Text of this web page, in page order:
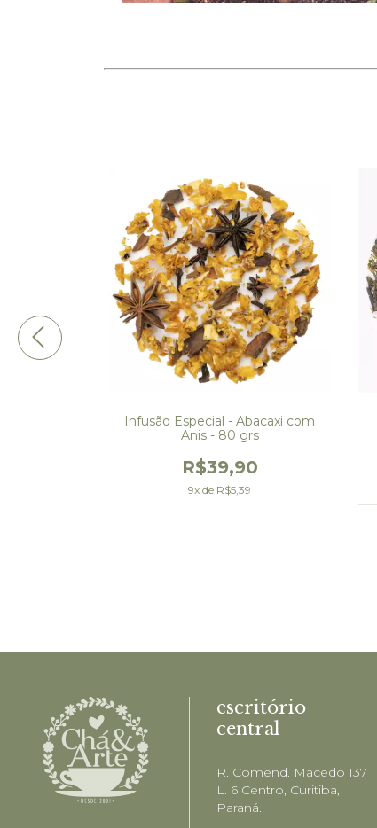
Infusão Especial - Abacaxi com
Anis - 80 grs
R$39,90
9x de R$5,39
escritório
central
R. Comend. Macedo 137
L. 6 Centro, Curitiba,
Paraná.